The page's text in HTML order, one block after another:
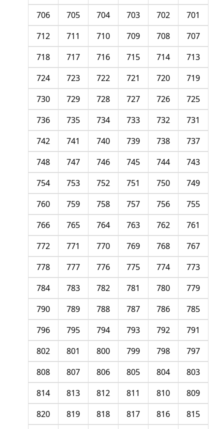
701
702
703
704
705
706
707
708
709
710
711
712
713
714
715
716
717
718
719
720
721
722
723
724
725
726
727
728
729
730
731
732
733
734
735
736
737
738
739
740
741
742
743
744
745
746
747
748
749
750
751
752
753
754
755
756
757
758
759
760
761
762
763
764
765
766
767
768
769
770
771
772
773
774
775
776
777
778
779
780
781
782
783
784
785
786
787
788
789
790
791
792
793
794
795
796
797
798
799
800
801
802
803
804
805
806
807
808
809
810
811
812
813
814
815
816
817
818
819
820